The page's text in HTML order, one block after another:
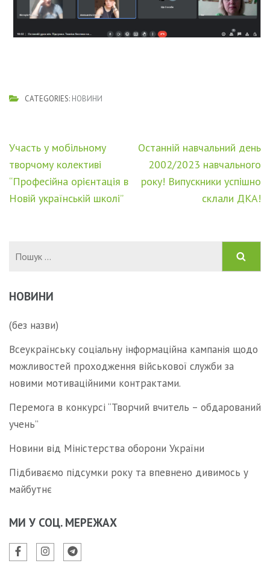
CATEGORIES: НОВИНИ
Навігація
записів
Участь у мобільному
творчому колективі
“Професійна орієнтація в
Новій українській школі”
Останній навчальний день
2002/2023 навчального
року! Випускники успішно
склали ДКА!
НОВИНИ
(без назви)
Всеукраїнську соціальну інформаційна кампанія щодо
можливостей проходження військової служби за
новими мотиваційними контрактами.
Перемога в конкурсі “Творчий вчитель – обдарований
учень”
Новини від Міністерства оборони України
Підбиваємо підсумки року та впевнено дивимось у
майбутнє
МИ У СОЦ. МЕРЕЖАХ